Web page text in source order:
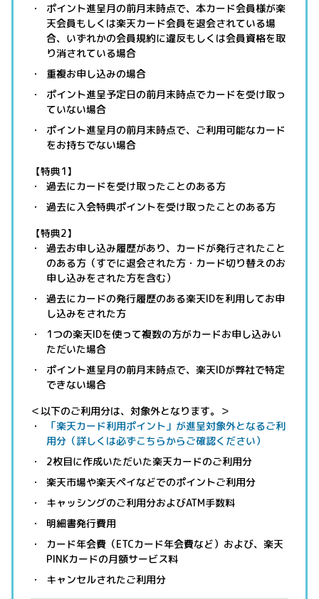
ポイント進呈月の前月末時点で、本カード会員様が楽
天会員もしくは楽天カード会員を退会されている場
合、いずれかの会員規約に違反もしくは会員資格を取
り消されている場合
重複お申し込みの場合
ポイント進呈予定日の前月末時点でカードを受け取っ
ていない場合
ポイント進呈月の前月末時点で、ご利用可能なカード
をお持ちでない場合
【特典1】
過去にカードを受け取ったことのある方
過去に入会特典ポイントを受け取ったことのある方
【特典2】
過去お申し込み履歴があり、カードが発行されたこと
のある方（すでに退会された方・カード切り替えのお
申し込みをされた方を含む）
過去にカードの発行履歴のある楽天IDを利用してお申
し込みをされた方
1つの楽天IDを使って複数の方がカードお申し込みい
ただいた場合
ポイント進呈月の前月末時点で、楽天IDが弊社で特定
できない場合
＜以下のご利用分は、対象外となります。＞
「楽天カード利用ポイント」が進呈対象外となるご利
用分（詳しくは必ずこちらからご確認ください）
2枚目に作成いただいた楽天カードのご利用分
楽天市場や楽天ペイなどでのポイントご利用分
キャッシングのご利用分およびATM手数料
明細書発行費用
カード年会費（ETCカード年会費など）および、楽天
PINKカードの月額サービス料
キャンセルされたご利用分